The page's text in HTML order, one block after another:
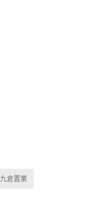
九倉置業